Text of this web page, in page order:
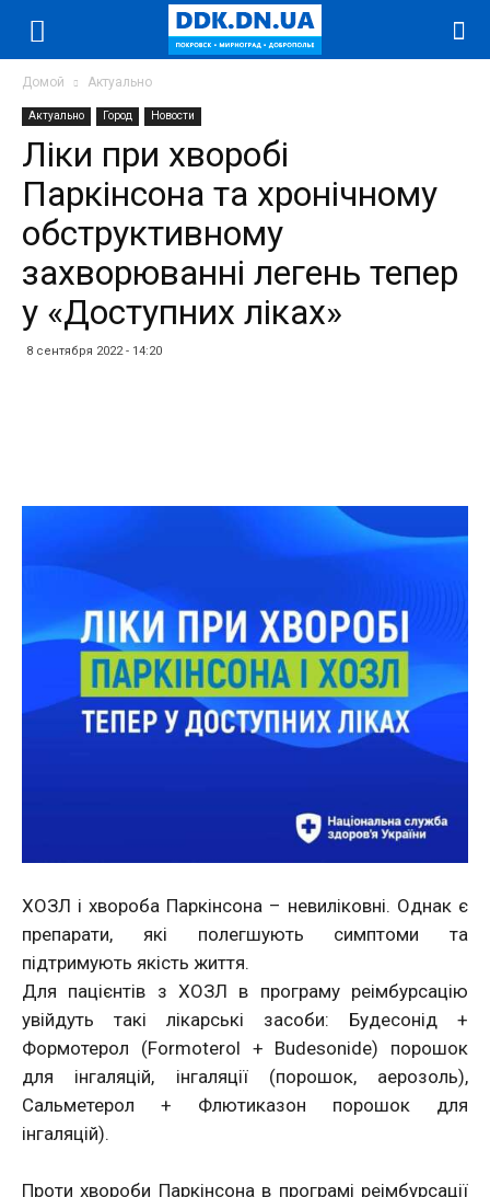
Домой Актуально
Актуально Город Новости
Ліки при хворобі
Паркінсона та хронічному
обструктивному
захворюванні легень тепер
у «Доступних ліках»
8 сентября 2022 - 14:20
ХОЗЛ і хвороба Паркінсона – невиліковні. Однак є
препарати, які полегшують симптоми та
підтримують якість життя.
Для пацієнтів з ХОЗЛ в програму реімбурсацію
увійдуть такі лікарські засоби: Будесонід +
Формотерол (Formoterol + Вudesonide) порошок
для інгаляцій, інгаляції (порошок, аерозоль),
Сальметерол + Флютиказон порошок для
інгаляцій).
Проти хвороби Паркінсона в програмі реімбурсації